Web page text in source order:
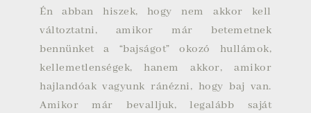
Én abban hiszek, hogy nem akkor kell
változtatni, amikor már betemetnek
bennünket a “bajságot” okozó hullámok,
kellemetlenségek, hanem akkor, amikor
hajlandóak vagyunk ránézni, hogy baj van.
Amikor már bevalljuk, legalább saját